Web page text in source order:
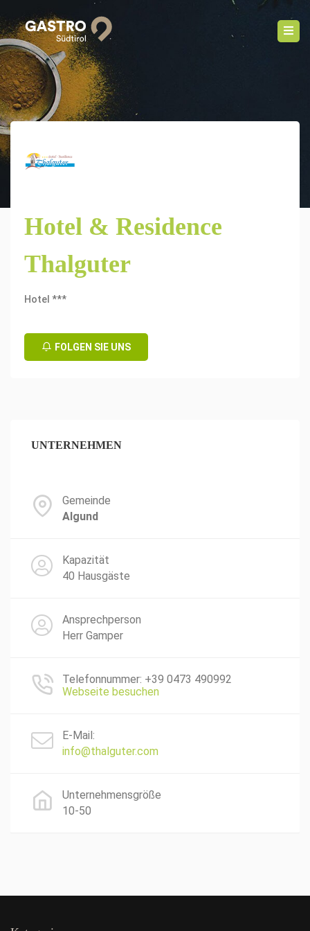
Hotel & Residence
Thalguter
Hotel ***
FOLGEN SIE UNS
UNTERNEHMEN
Gemeinde
Algund
Kapazität
40 Hausgäste
Ansprechperson
Herr Gamper
Telefonnummer: +39 0473 490992
Webseite besuchen
E-Mail:
info@thalguter.com
Unternehmensgröße
10-50